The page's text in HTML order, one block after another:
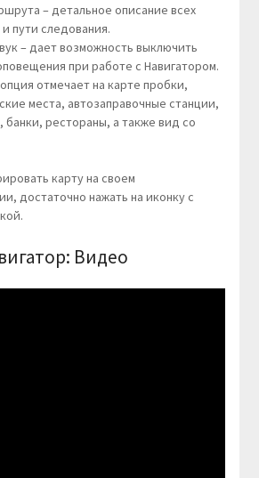
– детальное описание всех
пути следования.
– дает возможность выключить
при работе с Навигатором.
отмечает на карте пробки,
места, автозаправочные станции,
банки, рестораны, а также вид со
карту на своем
достаточно нажать на иконку с
Видео